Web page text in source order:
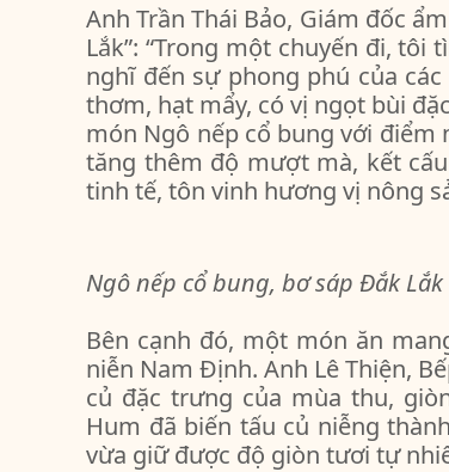
Anh Trần Thái Bảo, Giám đốc
Lắk”: “Trong một chuyến đi,
nghĩ đến sự phong phú của
thơm, hạt mẩy, có vị ngọt bùi
món Ngô nếp cổ bung với điểm
tăng thêm độ mượt mà, kết
tinh tế, tôn vinh hương vị nông
Ngô nếp cổ bung, bơ sáp Đắk Lắk
Bên cạnh đó, một món ăn
niễn Nam Định. Anh Lê Thiện,
củ đặc trưng của mùa thu,
Hum đã biến tấu củ niễng
vừa giữ được độ giòn tươi tự